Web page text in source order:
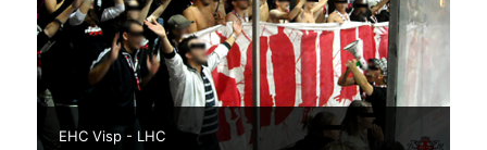
EHC Visp - LHC